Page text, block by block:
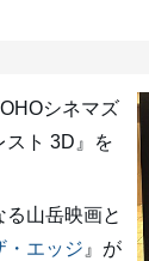
シネマズ
スト 3D』を
山岳映画と
・エッジ 』が